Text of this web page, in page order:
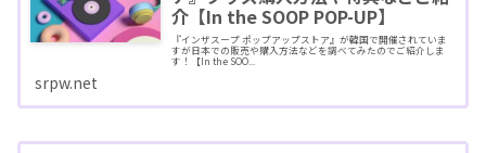
介【In the SOOP POP-UP】
『インザスープ ポップアップストア』が韓国で開催されていま
すが日本での販売や購入方法などを調べてみたのでご紹介しま
す！【In the SOO...
srpw.net